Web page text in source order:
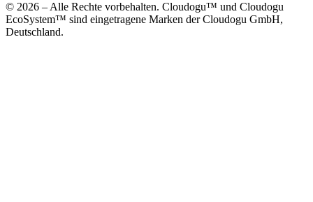
© 2026 – Alle Rechte vorbehalten. Cloudogu™ und Cloudogu
EcoSystem™ sind eingetragene Marken der Cloudogu GmbH,
Deutschland.